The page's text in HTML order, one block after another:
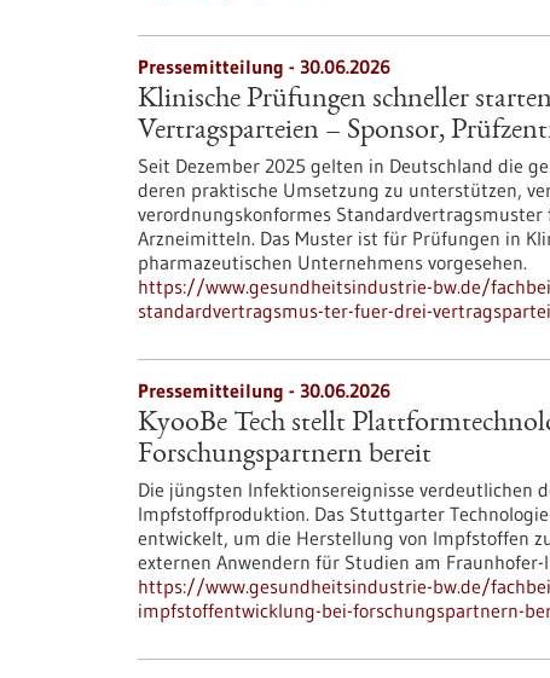
Pressemitteilung - 30.06.2026
Klinische Prüfungen schneller
Vertragsparteien – Sponsor,
Seit Dezember 2025 gelten in Deutschland die
deren praktische Umsetzung zu unterstützen,
verordnungskonformes
Arzneimitteln. Das Muster ist für Prüfungen in
pharmazeutischen Unternehmens vorgesehen.
https://www.gesundheitsindustrie-bw.de/
standardvertragsmus-ter-fuer-drei-
Pressemitteilung - 30.06.2026
KyooBe Tech stellt
Forschungspartnern bereit
Die jüngsten Infektionsereignisse verdeutlichen
Impfstoffproduktion. Das Stuttgarter
entwickelt, um die Herstellung von Impfstoffen
externen Anwendern für Studien am
https://www.gesundheitsindustrie-bw.de/
impfstoffentwicklung-bei-forschungspartnern-